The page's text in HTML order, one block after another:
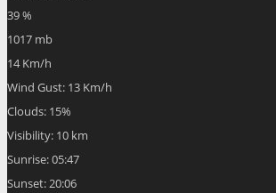
39 %
1017 mb
14 Km/h
Wind Gust: 13 Km/h
Clouds: 15%
Visibility: 10 km
Sunrise:05:47
Sunset:20:06